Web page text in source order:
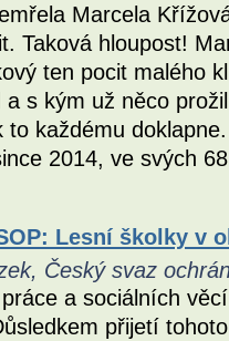
Marcela
Taková hloupost!
ten pocit malého
a s kým už něco
to každému
2014, ve svých
Lesní školky v
Český svaz
a sociálních
přijetí